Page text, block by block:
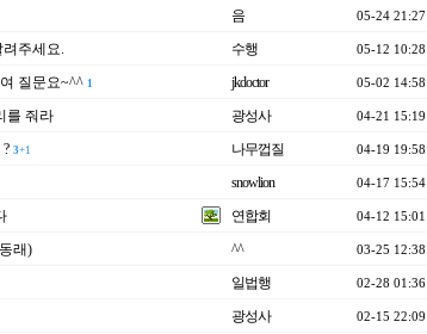
음 05-24 21:27
주세요. 수행 05-12 10:28
질문요~^^ 1 jkdoctor 05-02 14:58
를 줘라 광성사 04-21 15:19
3+1 나무껍질 04-19 19:58
snowlion 04-17 15:54
연합회 04-12 15:01
래) ^^ 03-25 12:38
일법행 02-28 01:36
광성사 02-15 22:09